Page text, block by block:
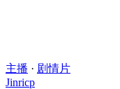
主播 · 剧情片
Jinricp